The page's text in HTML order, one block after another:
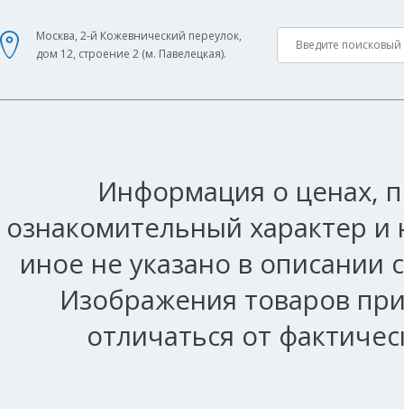
Москва, 2-й Кожевнический переулок,
дом 12, строение 2 (м. Павелецкая).
Информация о ценах,
ознакомительный характер
иное не указано в описании
Изображения товаров
отличаться от